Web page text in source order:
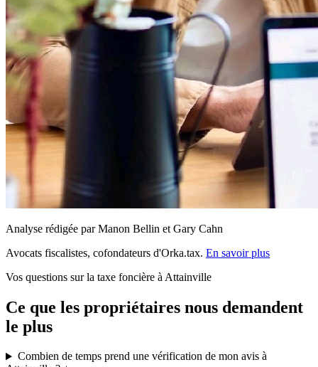
Analyse rédigée par Manon Bellin et Gary Cahn
Avocats fiscalistes, cofondateurs d'Orka.tax. En savoir plus
Vos questions sur la taxe foncière à Attainville
Ce que les propriétaires nous demandent
le plus
Combien de temps prend une vérification de mon avis à